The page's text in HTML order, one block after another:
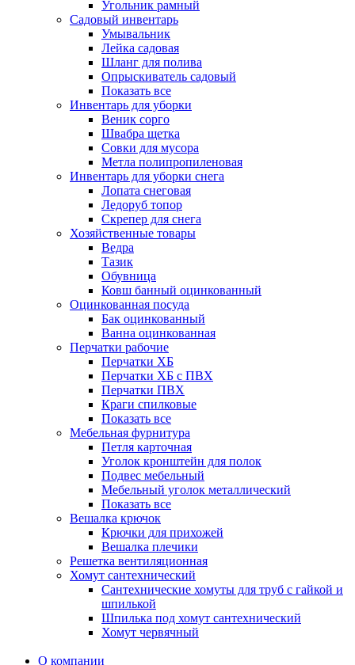
Угольник рамный
Садовый инвентарь
Умывальник
Лейка садовая
Шланг для полива
Опрыскиватель садовый
Показать все
Инвентарь для уборки
Веник сорго
Швабра щетка
Совки для мусора
Метла полипропиленовая
Инвентарь для уборки снега
Лопата снеговая
Ледоруб топор
Скрепер для снега
Хозяйственные товары
Ведра
Тазик
Обувница
Ковш банный оцинкованный
Оцинкованная посуда
Бак оцинкованный
Ванна оцинкованная
Перчатки рабочие
Перчатки ХБ
Перчатки ХБ с ПВХ
Перчатки ПВХ
Краги спилковые
Показать все
Мебельная фурнитура
Петля карточная
Уголок кронштейн для полок
Подвес мебельный
Мебельный уголок металлический
Показать все
Вешалка крючок
Крючки для прихожей
Вешалка плечики
Решетка вентиляционная
Хомут сантехнический
Сантехнические хомуты для труб с гайкой и
шпилькой
Шпилька под хомут сантехнический
Хомут червячный
О компании